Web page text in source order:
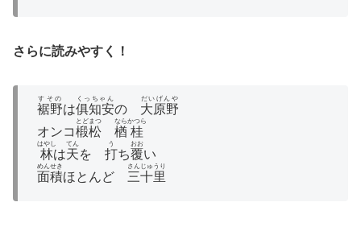
さらに読みやすく！
裾野
すその
は俱知安
くっちゃん
の 大原野
だいげんや
オンコ椴松
とどまつ
楢
なら
桂
かつら
林
はやし
は天
てん
を 打
う
ち覆
おお
い
面積
めんせき
ほとんど 三十里
さんじゅうり